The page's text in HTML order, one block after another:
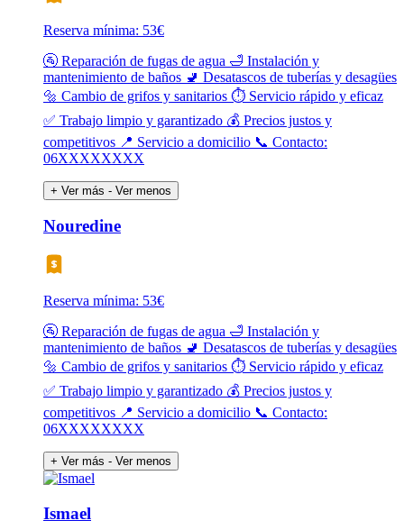
Reserva mínima: 53€
🚰 Reparación de fugas de agua 🛁 Instalación y
mantenimiento de baños 🚽 Desatascos de tuberías y desagües
🔩 Cambio de grifos y sanitarios ⏱️ Servicio rápido y eficaz
✅ Trabajo limpio y garantizado 💰 Precios justos y
competitivos 📍 Servicio a domicilio 📞 Contacto:
06XXXXXXXX
+ Ver más - Ver menos
Nouredine
Reserva mínima: 53€
🚰 Reparación de fugas de agua 🛁 Instalación y
mantenimiento de baños 🚽 Desatascos de tuberías y desagües
🔩 Cambio de grifos y sanitarios ⏱️ Servicio rápido y eficaz
✅ Trabajo limpio y garantizado 💰 Precios justos y
competitivos 📍 Servicio a domicilio 📞 Contacto:
06XXXXXXXX
+ Ver más - Ver menos
Ismael